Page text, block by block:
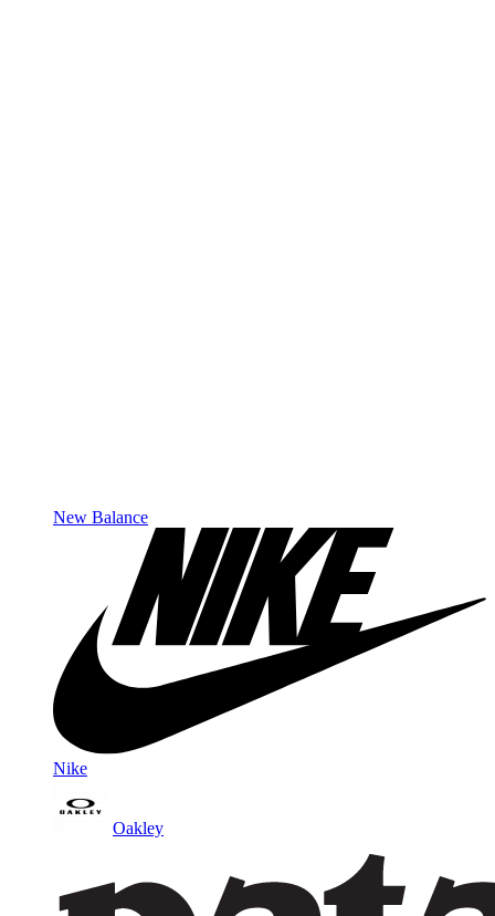
New Balance
Nike
Oakley